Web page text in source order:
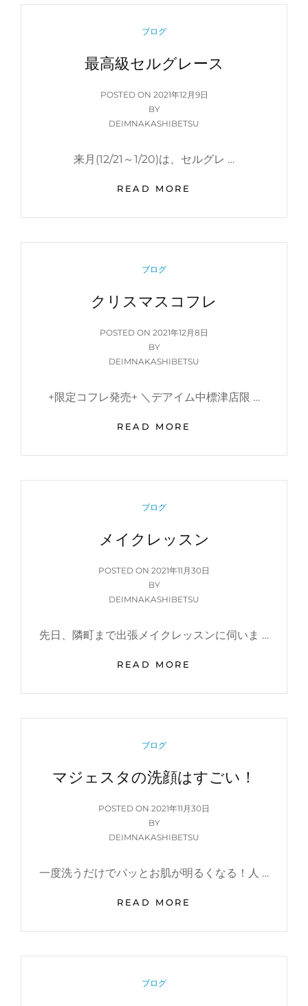
違
し
い！
CATEGORIES
ブログ
最高級セルグレース
POSTED ON POSTED
ON
2021年12月9日
BY
DEIMNAKASHIBETSU
来月(12/21～1/20)は、セルグレ …
READ MORE
級
ル
ス
CATEGORIES
ブログ
クリスマスコフレ
POSTED ON POSTED
ON
2021年12月8日
BY
DEIMNAKASHIBETSU
+限定コフレ発売+ ＼デアイム中標津店限 …
READ MORE
ス
ス
CATEGORIES
ブログ
メイクレッスン
POSTED ON POSTED
ON
2021年11月30日
BY
DEIMNAKASHIBETSU
先日、隣町まで出張メイクレッスンに伺いま …
READ MORE
ク
ッ
CATEGORIES
ブログ
マジェスタの洗顔はすごい！
POSTED ON POSTED
ON
2021年11月30日
BY
DEIMNAKASHIBETSU
一度洗うだけでパッとお肌が明るくなる！人 …
READ MORE
ェ
タ
CATEGORIES
ブログ